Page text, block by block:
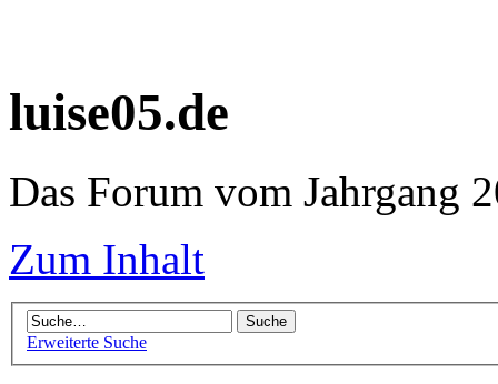
luise05.de
Das Forum vom Jahrgang
Zum Inhalt
Erweiterte Suche